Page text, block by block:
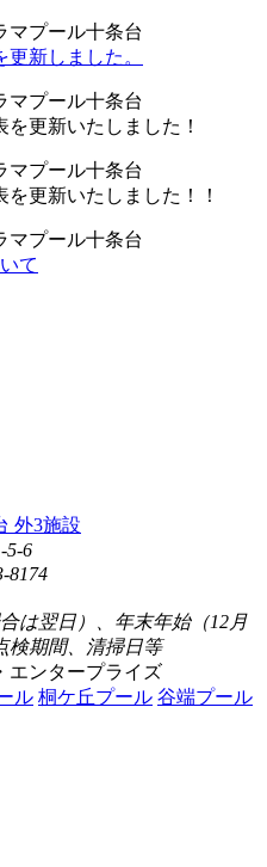
マプール十条台
新しました。
マプール十条台
更新いたしました！
マプール十条台
更新いたしました！！
マプール十条台
て
5-6
8174
は翌日）、年末年始（12月
検期間、清掃日等
エンタープライズ
ル 桐ケ丘プール 谷端プール